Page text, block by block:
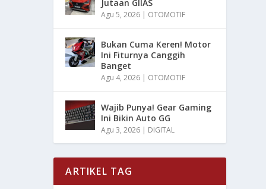
Jutaan GIIAS
Agu 5, 2026 | OTOMOTIF
Bukan Cuma Keren! Motor
Ini Fiturnya Canggih
Banget
Agu 4, 2026 | OTOMOTIF
Wajib Punya! Gear Gaming
Ini Bikin Auto GG
Agu 3, 2026 | DIGITAL
ARTIKEL TAG